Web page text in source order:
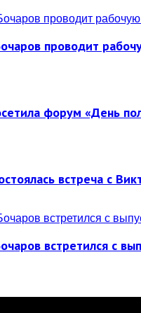
проводит
форум «День
встреча с
встретился с